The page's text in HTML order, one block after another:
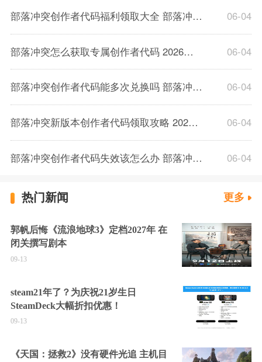
部落冲突创作者代码福利领取大全 部落冲突海量福利获取教程 06-04
部落冲突怎么获取专属创作者代码 2026部落冲突额外奖励领取步骤 06-04
部落冲突创作者代码能多次兑换吗 部落冲突赛季福利兑换码全指南 06-04
部落冲突新版本创作者代码领取攻略 2026部落冲突金币兑换码获取大全 06-04
部落冲突创作者代码失效该怎么办 部落冲突礼包领取方法2026 06-04
热门新闻 更多
郭帆后悔《流浪地球3》定档2027年 在
闭关撰写剧本
09-13
steam21年了？为庆祝21岁生日
SteamDeck大幅折扣优惠！
09-13
《天国：拯救2》没有硬件光追 主机目